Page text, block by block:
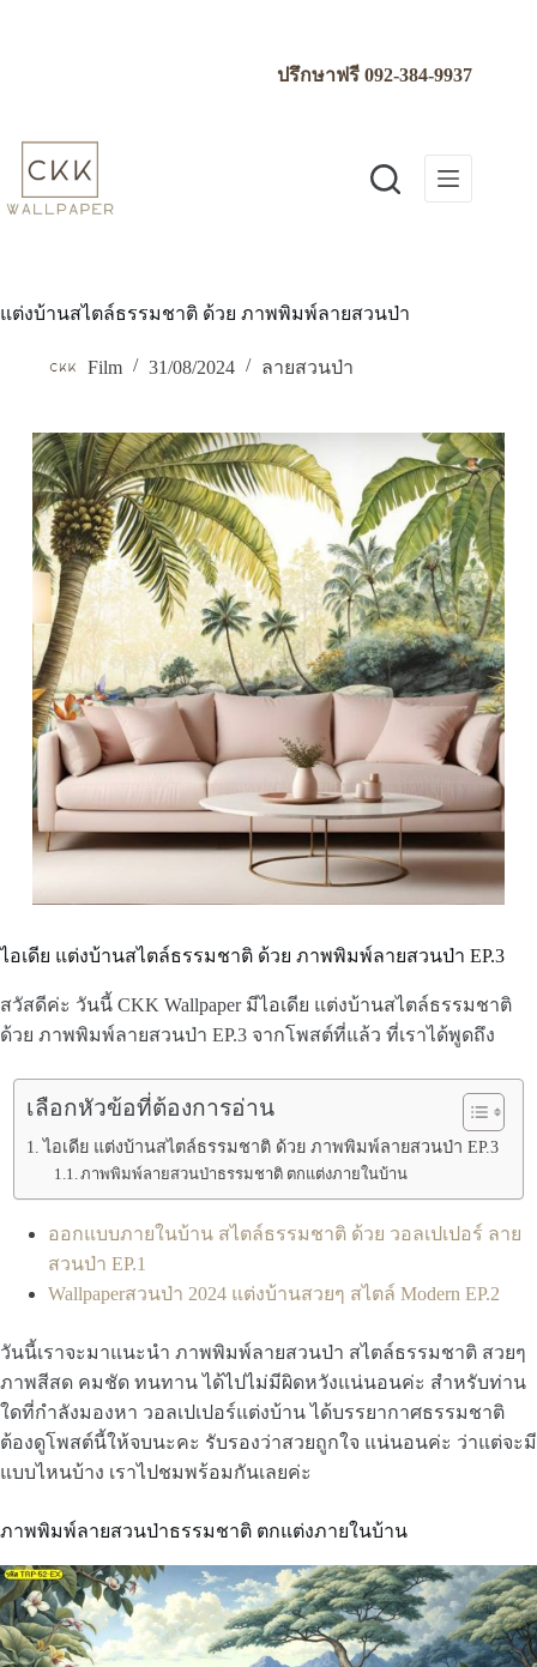
ปรึกษาฟรี092-384-9937
แต่งบ้านสไตล์ธรรมชาติ ด้วย ภาพพิมพ์ลายสวนป่า
Film 31/08/2024 ลายสวนป่า
ไอเดีย แต่งบ้านสไตล์ธรรมชาติ ด้วย ภาพพิมพ์ลายสวนป่า EP.3
สวัสดีค่ะ วันนี้ CKK Wallpaper มีไอเดีย แต่งบ้านสไตล์ธรรมชาติ
ด้วย ภาพพิมพ์ลายสวนป่า EP.3 จากโพสต์ที่แล้ว ที่เราได้พูดถึง
เลือกหัวข้อที่ต้องการอ่าน
ไอเดีย แต่งบ้านสไตล์ธรรมชาติ ด้วย ภาพพิมพ์ลายสวนป่า EP.3
ภาพพิมพ์ลายสวนป่าธรรมชาติ ตกแต่งภายในบ้าน
ออกแบบภายในบ้าน สไตล์ธรรมชาติ ด้วย วอลเปเปอร์ ลาย
สวนป่า EP.1
Wallpaperสวนป่า 2024 แต่งบ้านสวยๆ สไตล์ Modern EP.2
วันนี้เราจะมาแนะนำ ภาพพิมพ์ลายสวนป่า สไตล์ธรรมชาติ สวยๆ
ภาพสีสด คมชัด ทนทาน ได้ไปไม่มีผิดหวังแน่นอนค่ะ สำหรับท่าน
ใดที่กำลังมองหา วอลเปเปอร์แต่งบ้าน ได้บรรยากาศธรรมชาติ
ต้องดูโพสต์นี้ให้จบนะคะ รับรองว่าสวยถูกใจ แน่นอนค่ะ ว่าแต่จะมี
แบบไหนบ้าง เราไปชมพร้อมกันเลยค่ะ
ภาพพิมพ์ลายสวนป่าธรรมชาติ ตกแต่งภายในบ้าน